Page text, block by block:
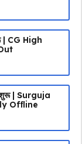
| CG High
शुरू | Surguja
Offline